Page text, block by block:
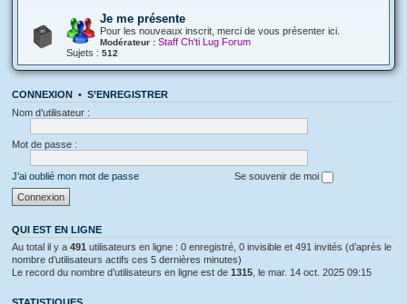
Je me présente
Pour les nouveaux inscrit, merci de vous présenter ici.
Modérateur : Staff Ch'ti Lug Forum
Sujets : 512
CONNEXION • S’ENREGISTRER
Nom d’utilisateur :
Mot de passe :
J’ai oublié mon mot de passe Se souvenir de moi
QUI EST EN LIGNE
Au total il y a 491 utilisateurs en ligne : 0 enregistré, 0 invisible et 491 invités (d’après le
nombre d’utilisateurs actifs ces 5 dernières minutes)
Le record du nombre d’utilisateurs en ligne est de 1315 , le mar. 14 oct. 2025 09:15